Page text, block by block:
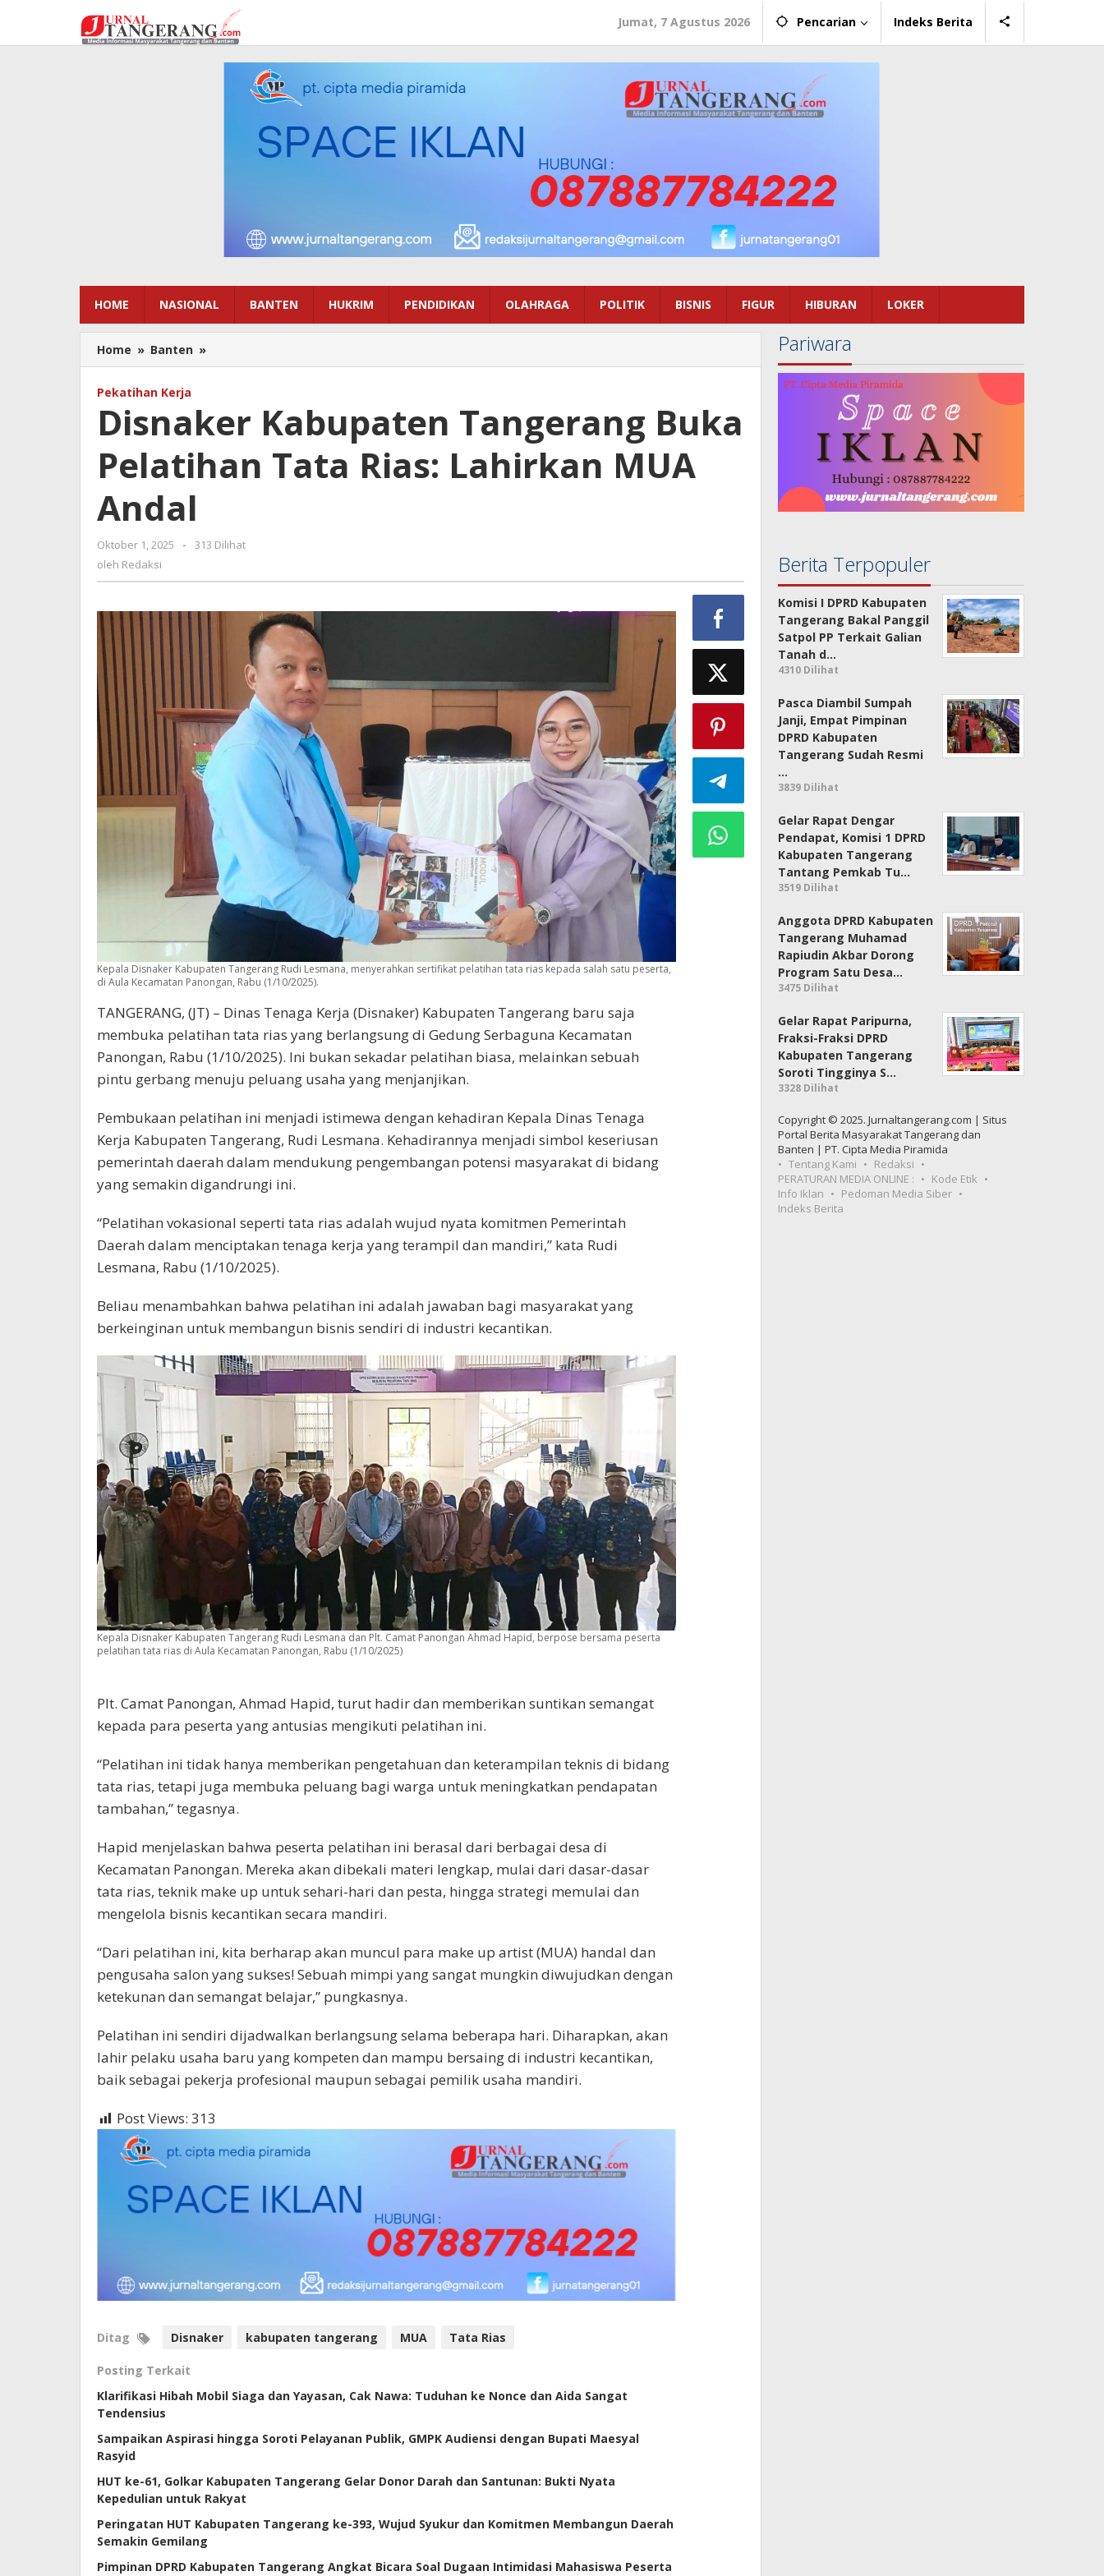
konten
Jumat, 7 Agustus 2026 Pencarian Indeks Berita
HOME NASIONAL BANTEN HUKRIM PENDIDIKAN OLAHRAGA POLITIK BISNIS FIGUR HIBURAN LOKER
Home » Banten »
Kabupaten
Pelatihan
Tata
Lahirkan
Pekatihan Kerja
Disnaker Kabupaten Tangerang Buka
Pelatihan Tata Rias: Lahirkan MUA
Andal
Oktober 1, 2025
oleh
-
313 Dilihat
oleh Redaksi
Kepala Disnaker Kabupaten Tangerang Rudi Lesmana, menyerahkan sertifikat pelatihan tata rias kepada salah satu peserta,
di Aula Kecamatan Panongan, Rabu (1/10/2025).
TANGERANG, (JT) – Dinas Tenaga Kerja (Disnaker) Kabupaten Tangerang baru saja
membuka pelatihan tata rias yang berlangsung di Gedung Serbaguna Kecamatan
Panongan, Rabu (1/10/2025). Ini bukan sekadar pelatihan biasa, melainkan sebuah
pintu gerbang menuju peluang usaha yang menjanjikan.
Pembukaan pelatihan ini menjadi istimewa dengan kehadiran Kepala Dinas Tenaga
Kerja Kabupaten Tangerang, Rudi Lesmana. Kehadirannya menjadi simbol keseriusan
pemerintah daerah dalam mendukung pengembangan potensi masyarakat di bidang
yang semakin digandrungi ini.
“Pelatihan vokasional seperti tata rias adalah wujud nyata komitmen Pemerintah
Daerah dalam menciptakan tenaga kerja yang terampil dan mandiri,” kata Rudi
Lesmana, Rabu (1/10/2025).
Beliau menambahkan bahwa pelatihan ini adalah jawaban bagi masyarakat yang
berkeinginan untuk membangun bisnis sendiri di industri kecantikan.
Kepala Disnaker Kabupaten Tangerang Rudi Lesmana dan Plt. Camat Panongan Ahmad Hapid, berpose bersama peserta
pelatihan tata rias di Aula Kecamatan Panongan, Rabu (1/10/2025)
Plt. Camat Panongan, Ahmad Hapid, turut hadir dan memberikan suntikan semangat
kepada para peserta yang antusias mengikuti pelatihan ini.
“Pelatihan ini tidak hanya memberikan pengetahuan dan keterampilan teknis di bidang
tata rias, tetapi juga membuka peluang bagi warga untuk meningkatkan pendapatan
tambahan,” tegasnya.
Hapid menjelaskan bahwa peserta pelatihan ini berasal dari berbagai desa di
Kecamatan Panongan. Mereka akan dibekali materi lengkap, mulai dari dasar-dasar
tata rias, teknik make up untuk sehari-hari dan pesta, hingga strategi memulai dan
mengelola bisnis kecantikan secara mandiri.
“Dari pelatihan ini, kita berharap akan muncul para make up artist (MUA) handal dan
pengusaha salon yang sukses! Sebuah mimpi yang sangat mungkin diwujudkan dengan
ketekunan dan semangat belajar,” pungkasnya.
Pelatihan ini sendiri dijadwalkan berlangsung selama beberapa hari. Diharapkan, akan
lahir pelaku usaha baru yang kompeten dan mampu bersaing di industri kecantikan,
baik sebagai pekerja profesional maupun sebagai pemilik usaha mandiri.
Post Views: 313
Ditag Disnaker kabupaten tangerang MUA Tata Rias
Posting Terkait
Klarifikasi Hibah Mobil Siaga dan Yayasan, Cak Nawa: Tuduhan ke Nonce dan Aida Sangat
Tendensius
Sampaikan Aspirasi hingga Soroti Pelayanan Publik, GMPK Audiensi dengan Bupati Maesyal
Rasyid
HUT ke-61, Golkar Kabupaten Tangerang Gelar Donor Darah dan Santunan: Bukti Nyata
Kepedulian untuk Rakyat
Peringatan HUT Kabupaten Tangerang ke-393, Wujud Syukur dan Komitmen Membangun Daerah
Semakin Gemilang
Pimpinan DPRD Kabupaten Tangerang Angkat Bicara Soal Dugaan Intimidasi Mahasiswa Peserta
Pariwara
Berita Terpopuler
Komisi I DPRD Kabupaten
Tangerang Bakal Panggil
Satpol PP Terkait Galian
Tanah d…
4310 Dilihat
Pasca Diambil Sumpah
Janji, Empat Pimpinan
DPRD Kabupaten
Tangerang Sudah Resmi
…
3839 Dilihat
Gelar Rapat Dengar
Pendapat, Komisi 1 DPRD
Kabupaten Tangerang
Tantang Pemkab Tu…
3519 Dilihat
Anggota DPRD Kabupaten
Tangerang Muhamad
Rapiudin Akbar Dorong
Program Satu Desa…
3475 Dilihat
Gelar Rapat Paripurna,
Fraksi-Fraksi DPRD
Kabupaten Tangerang
Soroti Tingginya S…
3328 Dilihat
Copyright © 2025. Jurnaltangerang.com | Situs
Portal Berita Masyarakat Tangerang dan
Banten | PT. Cipta Media Piramida
Tentang Kami
Redaksi
PERATURAN MEDIA ONLINE :
Kode Etik
Info Iklan
Pedoman Media Siber
Indeks Berita